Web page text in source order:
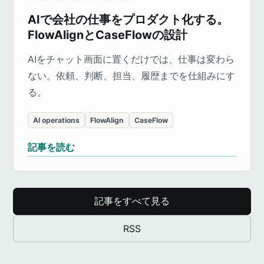
AIで会社の仕事をプロダクト化する。
FlowAlignとCaseFlowの設計
AIをチャット画面に置くだけでは、仕事は変わら
ない。依頼、判断、担当、履歴までを仕組みにす
る。
AI operations FlowAlign CaseFlow
記事を読む
記事をすべて見る
RSS